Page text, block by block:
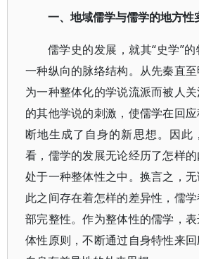
一、地域儒学与儒学的地方性
儒学史的发展，就其“史学”
一种纵向的脉络结构。从先秦直
为一种整体化的学说流派而被人
的其他学说的刺激，使儒学在回
断地生成了自身的新思想。因此
看，儒学的发展无论经历了怎样
处于一种整体性之中。换言之，
此之间存在着怎样的差异性，儒
部完整性。作为整体性的儒学，
体性原则，不断通过自身特性来